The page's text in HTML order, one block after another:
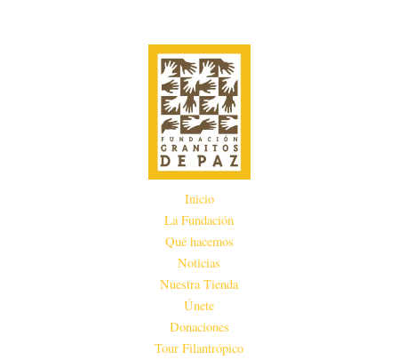
Inicio
La Fundación
Qué hacemos
Noticias
Nuestra Tienda
Únete
Donaciones
Tour Filantrópico